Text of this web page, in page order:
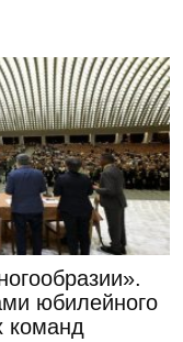
юбилейного
команд